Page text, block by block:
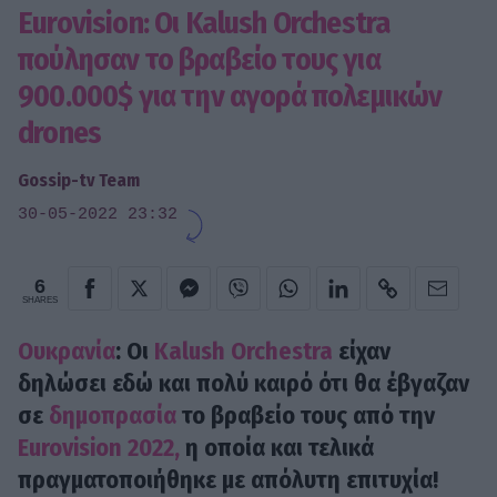
Eurovision: Οι Kalush Orchestra
πούλησαν το βραβείο τους για
900.000$ για την αγορά πολεμικών
drones
Gossip-tv Team
30-05-2022 23:32
6
SHARES
Ουκρανία: Οι Kalush Orchestra είχαν
δηλώσει εδώ και πολύ καιρό ότι θα έβγαζαν
σε δημοπρασίατο βραβείο τους από την
Eurovision 2022, η οποία και τελικά
πραγματοποιήθηκε με απόλυτη επιτυχία!